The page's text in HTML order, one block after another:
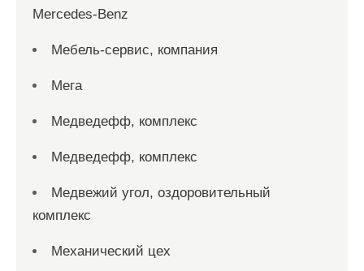
Mercedes-Benz
Мебель-сервис, компания
Мега
Медведефф, комплекс
Медведефф, комплекс
Медвежий угол, оздоровительный
комплекс
Механический цех